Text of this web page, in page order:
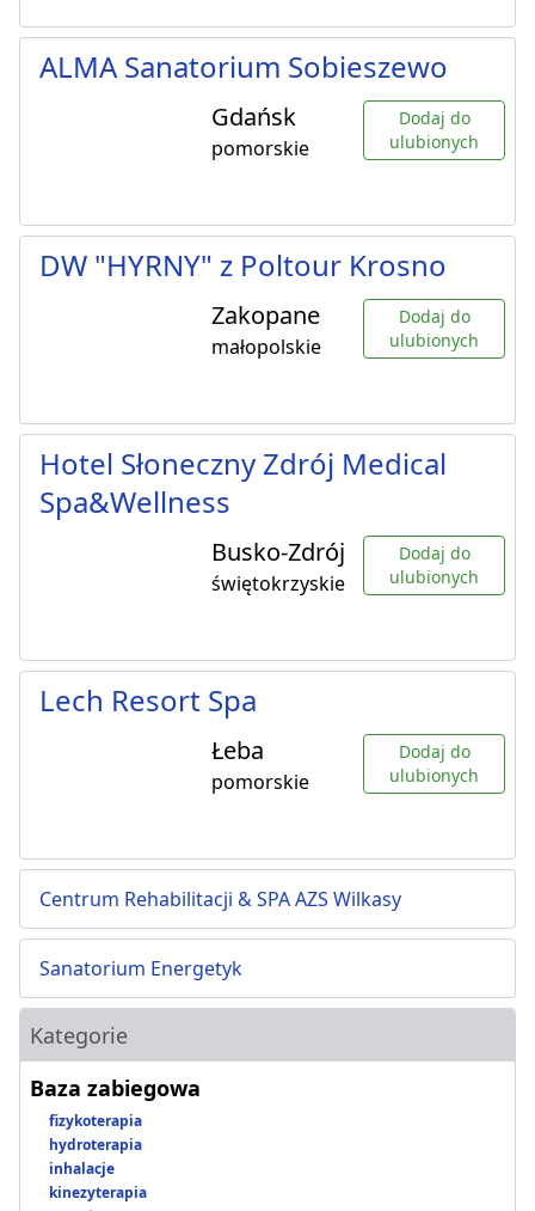
ALMA Sanatorium Sobieszewo
Gdańsk
pomorskie
Dodaj do
ulubionych
DW "HYRNY" z Poltour Krosno
Zakopane
małopolskie
Dodaj do
ulubionych
Hotel Słoneczny Zdrój Medical
Spa&Wellness
Busko-Zdrój
świętokrzyskie
Dodaj do
ulubionych
Lech Resort Spa
Łeba
pomorskie
Dodaj do
ulubionych
Centrum Rehabilitacji & SPA AZS Wilkasy
Sanatorium Energetyk
Kategorie
Baza zabiegowa
fizykoterapia
hydroterapia
inhalacje
kinezyterapia